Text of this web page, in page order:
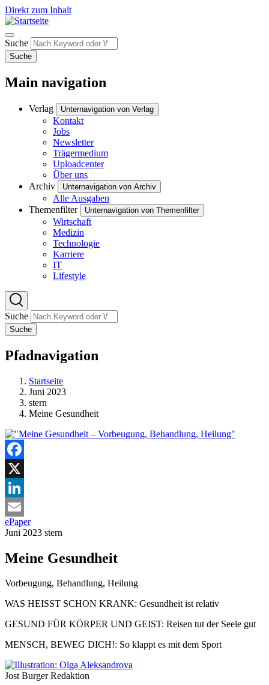
Direkt zum Inhalt
Suche
Suche
Main navigation
Verlag Unternavigation von Verlag
Kontakt
Jobs
Newsletter
Trägermedium
Uploadcenter
Über uns
Archiv
Unternavigation von Archiv
Alle Ausgaben
Themenfilter
Unternavigation von Themenfilter
Wirtschaft
Medizin
Technologie
Karriere
IT
Lifestyle
Suche
Suche
Pfadnavigation
Startseite
Juni 2023
stern
Meine Gesundheit
Facebook
X
LinkedIn
Email
ePaper
Juni 2023 stern
Meine Gesundheit
Vorbeugung, Behandlung, Heilung
WAS HEISST SCHON KRANK: Gesundheit ist relativ
GESUND FÜR KÖRPER UND GEIST: Reisen tut der Seele gut
MENSCH, BEWEG DICH!: So klappt es mit dem Sport
Jost BurgerRedaktion